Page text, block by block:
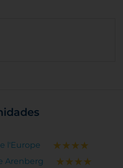
l'Europe
Arenberg